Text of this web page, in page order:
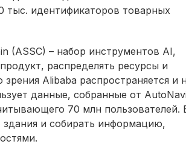
тыс. идентификаторов товарных
(ASSC) – набор инструментов AI,
распределять ресурсы и
Alibaba распространяется и
данные, собранные от
70 млн пользователей.
и собирать информацию,